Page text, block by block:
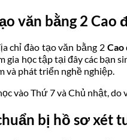
văn bằng 2 Cao
chỉ đào tạo văn bằng 2 Cao
gia học tập tại đây các bạn
và phát triển nghề nghiệp.
vào Thứ 7 và Chủ nhật,
bị hồ sơ xét